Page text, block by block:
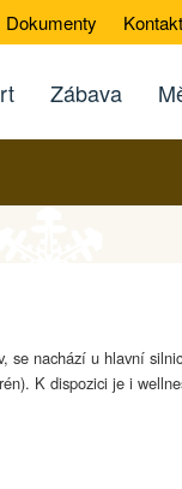
Dokumenty
Zábava
se nachází u hlavní
K dispozici je i